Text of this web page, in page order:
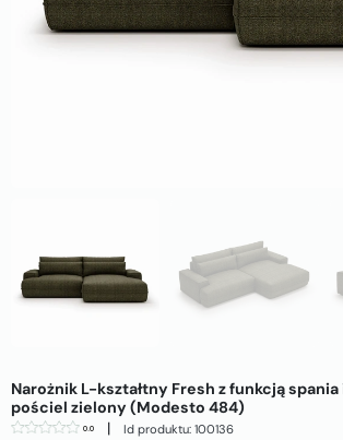
Narożnik L-kształtny Fresh z funkcją
pościel zielony (Modesto 484)
0.0 | Id produktu: 100136